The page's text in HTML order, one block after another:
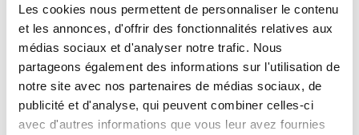
Les cookies nous permettent de personnaliser le contenu
et les annonces, d'offrir des fonctionnalités relatives aux
médias sociaux et d'analyser notre trafic. Nous
partageons également des informations sur l'utilisation de
notre site avec nos partenaires de médias sociaux, de
publicité et d'analyse, qui peuvent combiner celles-ci
avec d'autres informations que vous leur avez fournies
PROMO
-60€